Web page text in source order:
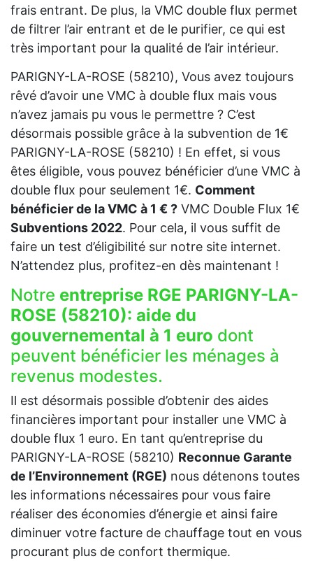
frais entrant. De plus, la VMC double flux permet
de filtrer l’air entrant et de le purifier, ce qui est
très important pour la qualité de l’air intérieur.
PARIGNY-LA-ROSE (58210), Vous avez toujours
rêvé d’avoir une VMC à double flux mais vous
n’avez jamais pu vous le permettre ? C’est
désormais possible grâce à la subvention de 1€
PARIGNY-LA-ROSE (58210) ! En effet, si vous
êtes éligible, vous pouvez bénéficier d’une VMC à
double flux pour seulement 1€. Comment
bénéficier de la VMC à 1 € ? VMC Double Flux 1€
Subventions 2022. Pour cela, il vous suffit de
faire un test d’éligibilité sur notre site internet.
N’attendez plus, profitez-en dès maintenant !
Notre entreprise RGE PARIGNY-LA-
ROSE (58210): aide du
gouvernemental à 1 euro dont
peuvent bénéficier les ménages à
revenus modestes.
Il est désormais possible d’obtenir des aides
financières important pour installer une VMC à
double flux 1 euro. En tant qu’entreprise du
PARIGNY-LA-ROSE (58210) Reconnue Garante
de l’Environnement (RGE) nous détenons toutes
les informations nécessaires pour vous faire
réaliser des économies d’énergie et ainsi faire
diminuer votre facture de chauffage tout en vous
procurant plus de confort thermique.